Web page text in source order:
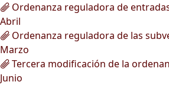
Ordenanza reguladora de
Abril
Ordenanza reguladora de las
Marzo
Tercera modificación de la
Junio